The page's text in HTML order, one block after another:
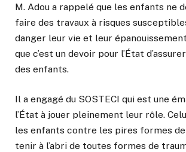
M. Adou a rappelé que les enfants ne
faire des travaux à risques
danger leur vie et leur
que c’est un devoir pour l’État
des enfants.
Il a engagé du SOSTECI qui est une
l’État à jouer pleinement leur rôle.
les enfants contre les pires formes
tenir à l’abri de toutes formes de